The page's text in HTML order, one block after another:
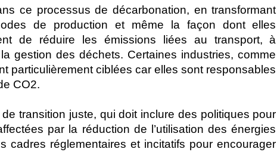
ce processus de décarbonation, en transformant
de production et même la façon dont elles
de réduire les émissions liées au transport, à
gestion des déchets. Certaines industries, comme
particulièrement ciblées car elles sont responsables
CO2.
transition juste, qui doit inclure des politiques pour
par la réduction de l’utilisation des énergies
cadres réglementaires et incitatifs pour encourager